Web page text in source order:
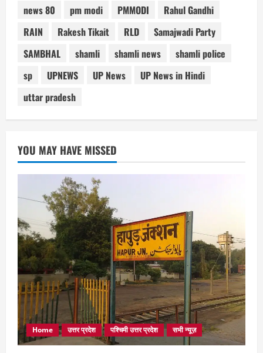
news 80
pm modi PMMODI
Rahul Gandhi
RAIN
Rakesh Tikait RLD
Samajwadi Party
SAMBHAL
shamli shamli news
shamli police
sp
UPNEWS UP News
UP News in Hindi
uttar pradesh
YOU MAY HAVE MISSED
Home उत्तर प्रदेश पश्चिमी उत्तर प्रदेश सभी न्यूज़